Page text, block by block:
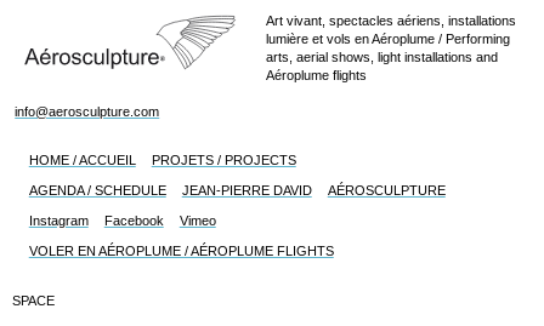
Art vivant, spectacles aériens, installations
lumière et vols en Aéroplume / Performing
arts, aerial shows, light installations and
Aéroplume flights
info@aerosculpture.com
HOME / ACCUEIL PROJETS / PROJECTS
AGENDA / SCHEDULE JEAN-PIERRE DAVID AÉROSCULPTURE
Instagram Facebook Vimeo
VOLER EN AÉROPLUME / AÉROPLUME FLIGHTS
SPACE